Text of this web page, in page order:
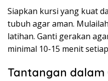
Siapkan kursi yang kuat
tubuh agar aman.
latihan. Ganti gerakan
minimal 10-15 menit
Tantangan